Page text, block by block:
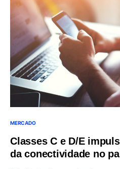
MERCADO
Classes C e D/E
da conectividade no